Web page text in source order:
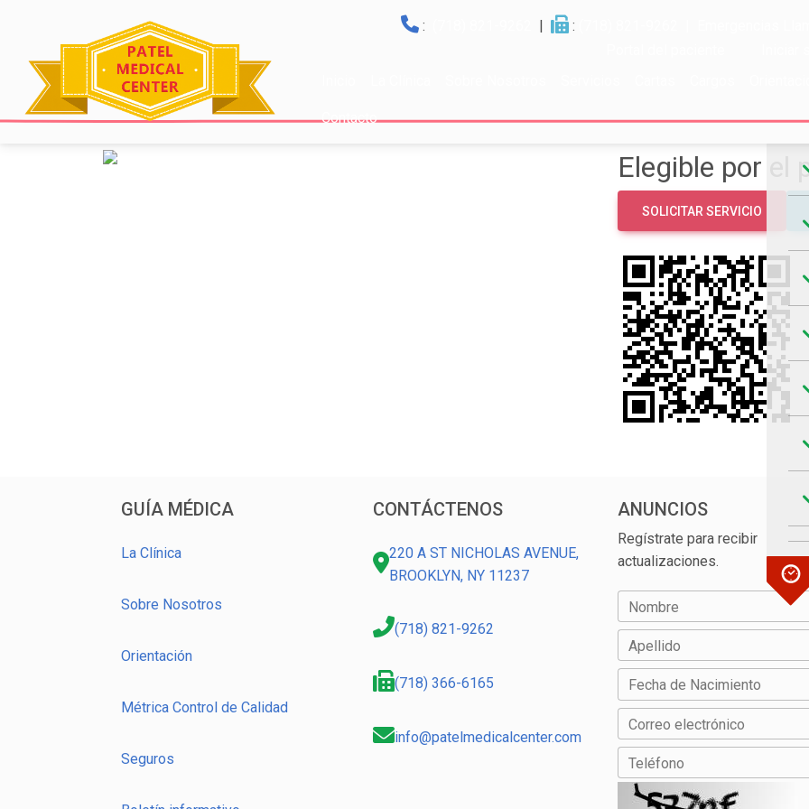
: | :
Contacto
Elegible por el
SOLICITAR SERVICIO
GUÍA MÉDICA
La Clínica
Sobre Nosotros
Orientación
Métrica Control de Calidad
Seguros
CONTÁCTENOS
220 A ST NICHOLAS AVENUE,
BROOKLYN, NY 11237
(718) 821-9262
(718) 366-6165
info@patelmedicalcenter.com
ANUNCIOS
Regístrate para recibir
actualizaciones.
Nombre
Apellido
Fecha de Nacimiento
Correo electrónico
Teléfono